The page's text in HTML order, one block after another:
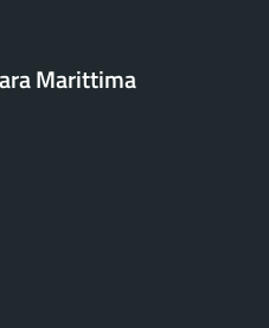
Marittima